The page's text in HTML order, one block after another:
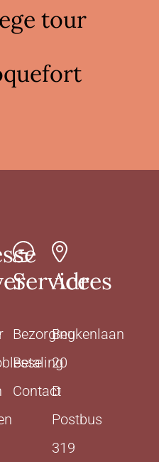
tour
Service
Bezorging
Betaling
Contact
Adres
Beukenlaan
20
D
Postbus
319